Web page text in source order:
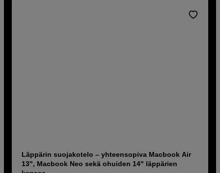
Läppärin suojakotelo – yhteensopiva Macbook Air
13", Macbook Neo sekä ohuiden 14" läppärien